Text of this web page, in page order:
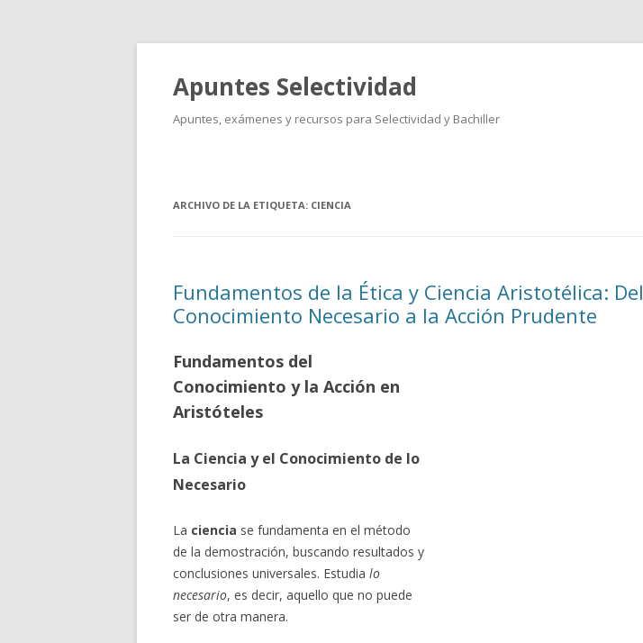
Apuntes Selectividad
Apuntes, exámenes y recursos para Selectividad y Bachiller
ARCHIVO DE LA ETIQUETA: CIENCIA
Fundamentos de la Ética y Ciencia Aristotélica: Del
Conocimiento Necesario a la Acción Prudente
Fundamentos del
Conocimiento y la Acción en
Aristóteles
La Ciencia y el Conocimiento de lo
Necesario
La ciencia se fundamenta en el método
de la demostración, buscando resultados y
conclusiones universales. Estudia lo
necesario, es decir, aquello que no puede
ser de otra manera.